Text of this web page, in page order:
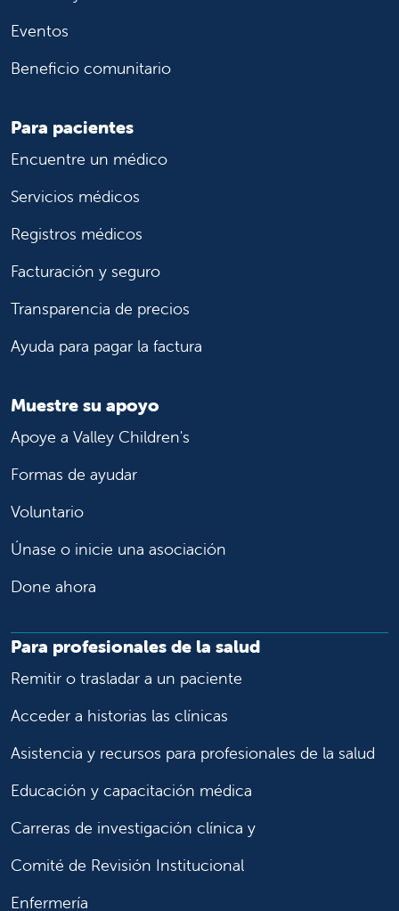
Eventos
Beneficio comunitario
Para pacientes
Encuentre un médico
Servicios médicos
Registros médicos
Facturación y seguro
Transparencia de precios
Ayuda para pagar la factura
Muestre su apoyo
Apoye a Valley Children's
Formas de ayudar
Voluntario
Únase o inicie una asociación
Done ahora
Para profesionales de la salud
Remitir o trasladar a un paciente
Acceder a historias las clínicas
Asistencia y recursos para profesionales de la salud
Educación y capacitación médica
Carreras de investigación clínica y
Comité de Revisión Institucional
Enfermería